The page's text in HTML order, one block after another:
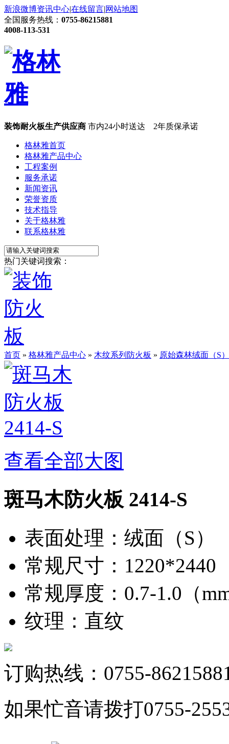
新浪微博资讯中心|在线留言|网站地图
全国服务热线： 0755-86215881
4008-113-531
装饰耐火板生产供应商 市内24小时送达 2年质保承诺
格林雅首页
格林雅产品中心
工程案例
服务承诺
新闻资讯
荣誉资质
技术指导
关于格林雅
联系格林雅
热门关键词搜索：
首页 » 格林雅产品中心 » 木纹系列防火板 » 原始森林绒面（S）
查看全部大图
斑马木防火板 2414-S
表面处理 ： 绒面（S）
常规尺寸 ： 1220*2440
常规厚度 ： 0.7-1.0（
纹理 ： 直纹
订购热线：0755-
如果忙音请拨打0755-